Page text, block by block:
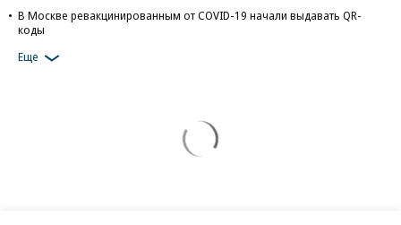
В Москве ревакцинированным от COVID-19 начали выдавать QR-
коды
Еще